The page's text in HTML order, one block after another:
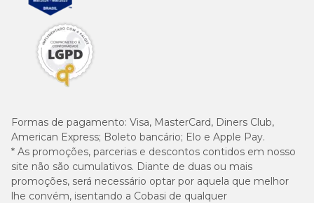
Formas de pagamento: Visa, MasterCard, Diners Club,
American Express; Boleto bancário; Elo e Apple Pay.
* As promoções, parcerias e descontos contidos em nosso
site não são cumulativos. Diante de duas ou mais
promoções, será necessário optar por aquela que melhor
lhe convém, isentando a Cobasi de qualquer